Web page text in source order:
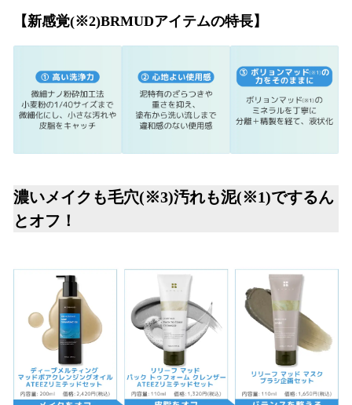
【新感覚(※2)BRMUDアイテムの特長】
濃いメイクも毛穴(※3)汚れも泥(※1)でするん
とオフ！